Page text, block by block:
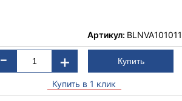
Артикул: BLNVA101011
- +
Купить в 1 клик